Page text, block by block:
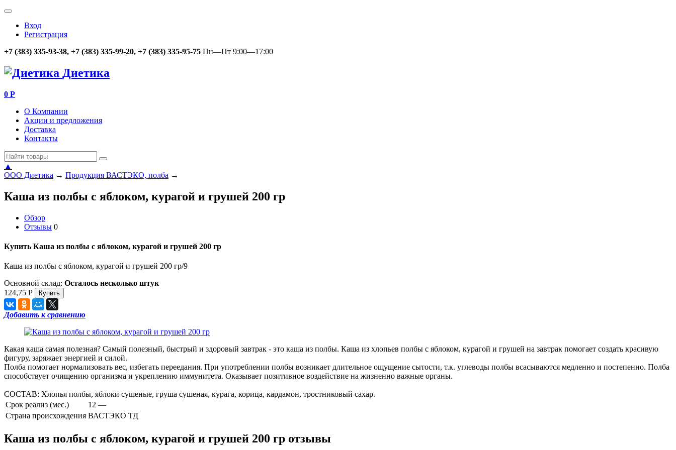
Вход
Регистрация
+7 (383) 335-93-38, +7 (383) 335-99-20, +7 (383) 335-95-75 Пн—Пт 9:00—17:00
Диетика
0 Р
О Компании
Акции и предложения
Доставка
Контакты
▲
ООО Диетика → Продукция ВАСТЭКО, полба →
Каша из полбы с яблоком, курагой и грушей 200 гр
Обзор
Отзывы 0
Купить Каша из полбы с яблоком, курагой и грушей 200 гр
Каша из полбы с яблоком, курагой и грушей 200 гр/9
Основной склад: Осталось несколько штук
124,75 Р
Добавить к сравнению
Какая каша самая полезная? Самый полезный, быстрый и здоровый завтрак - это каша из полбы. Каша из хлопьев полбы с яблоком, курагой и грушей на завтрак помогает создать красивую
фигуру, заряжает энергией и силой.
Полба помогает нормализовать вес, избегать переедания. При употреблении полбы возникает длительное ощущение сытости, т.к. углеводы полбы всасываются медленно и постепенно. Полба
способствует очищению организма и укреплению иммунитета. Оказывает позитивное воздействие на жизненно важные органы.
СОСТАВ: Хлопья полбы, яблоки сушеные, груша сушеная, курага, корица, кардамон, тростниковый сахар.
Срок реализ (мес.)
12 —
Страна происхождения ВАСТЭКО ТД
Каша из полбы с яблоком, курагой и грушей 200 гр отзывы